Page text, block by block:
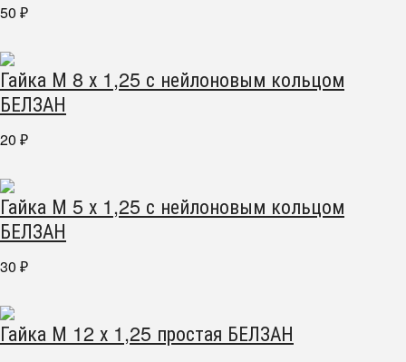
50 ₽
Гайка М 8 х 1,25 с нейлоновым кольцом
БЕЛЗАН
20 ₽
Гайка М 5 х 1,25 с нейлоновым кольцом
БЕЛЗАН
30 ₽
Гайка М 12 х 1,25 простая БЕЛЗАН